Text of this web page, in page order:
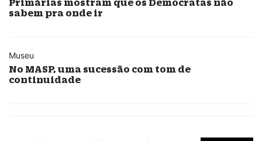
sabem pra onde ir
Museu
No MASP, uma sucessão com tom de
continuidade